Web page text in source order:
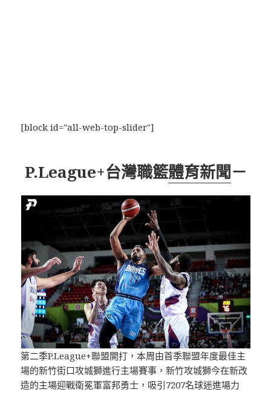
[block id="all-web-top-slider"]
P.League+台灣職籃體育新聞－
第二季P.League+聯盟開打，本周由首季聯盟年度最佳主
場的新竹街口攻城獅進行主場賽事，新竹攻城獅今在新改
造的主場迎戰衛冕軍富邦勇士，吸引7207名球迷進場力